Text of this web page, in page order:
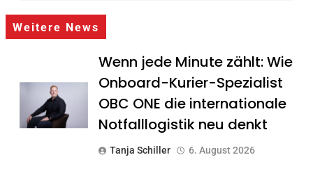
Weitere News
Wenn jede Minute zählt: Wie
Onboard-Kurier-Spezialist
OBC ONE die internationale
Notfalllogistik neu denkt
Tanja Schiller 6. August 2026